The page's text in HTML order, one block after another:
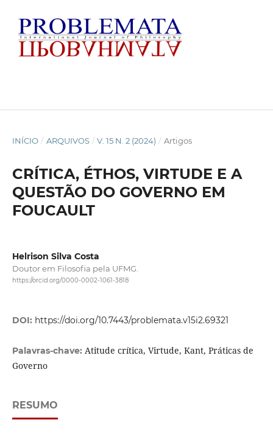
INÍCIO / ARQUIVOS / V. 15 N. 2 (2024) / Artigos
CRÍTICA, ÉTHOS, VIRTUDE E A
QUESTÃO DO GOVERNO EM
FOUCAULT
Helrison Silva Costa
Doutor em Filosofia pela UFMG.
https://orcid.org/0000-0002-1061-3818
DOI: https://doi.org/10.7443/problemata.v15i2.69321
Palavras-chave: Atitude crítica, Virtude, Kant, Práticas de
Governo
RESUMO